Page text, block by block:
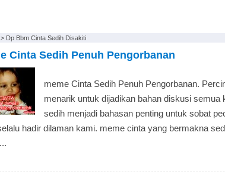
> Dp Bbm Cinta Sedih Disakiti
Cinta Sedih Penuh Pengorbanan
meme Cinta Sedih Penuh Pengorbanan.
menarik untuk dijadikan bahan diskusi semua
sedih menjadi bahasan penting untuk sobat
hadir dilaman kami. meme cinta yang bermakna